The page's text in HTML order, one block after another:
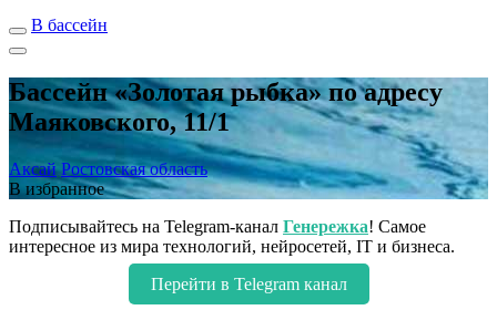
В бассейн
Бассейн «Золотая рыбка» по адресу
Маяковского, 11/1
Аксай Ростовская область
В избранное
Подписывайтесь на Telegram-канал Генережка! Самое
интересное из мира технологий, нейросетей, IT и бизнеса.
Перейти в Telegram канал